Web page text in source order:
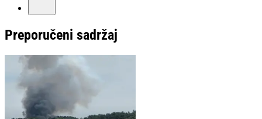
Preporučeni sadržaj